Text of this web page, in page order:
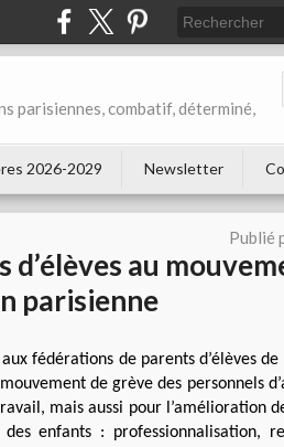
parisiennes, combatif, déterminé,
2026-2029 Newsletter
Publié
d’élèves au
parisienne
fédérations de parents d’élèves
de grève des personnels
mais aussi pour l’amélioration
enfants : professionnalisation,